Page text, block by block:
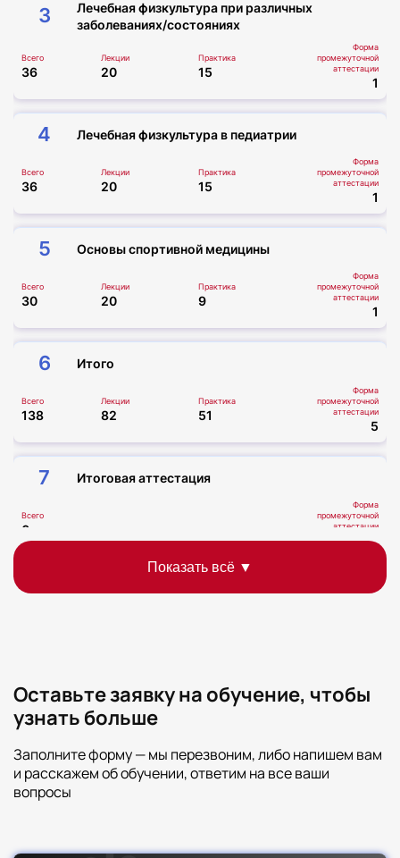
3
Лечебная физкультура при различных
заболеваниях/состояниях
Всего
36
Лекции
20
Практика
15
Форма
промежуточной
аттестации
1
4 Лечебная физкультура в педиатрии
Всего
36
Лекции
20
Практика
15
Форма
промежуточной
аттестации
1
5 Основы спортивной медицины
Всего
30
Лекции
20
Практика
9
Форма
промежуточной
аттестации
1
6 Итого
Всего
138
Лекции
82
Практика
51
Форма
промежуточной
аттестации
5
7 Итоговая аттестация
Всего
6
Форма
промежуточной
аттестации
Тестирование
Всего часов
Оставьте заявку на обучение, чтобы
узнать больше
Заполните форму — мы перезвоним, либо напишем вам
и расскажем об обучении, ответим на все ваши
вопросы